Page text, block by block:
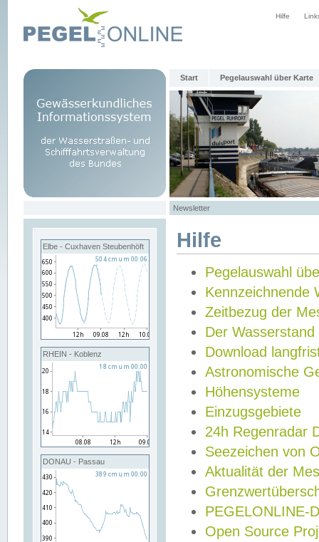
Hilfe
Start Pegelauswahl über Karte
Newsletter
Elbe - Cuxhaven Steubenhöft
RHEIN - Koblenz
DONAU - Passau
Hilfe
Pegelauswahl
Kennzeichnende
Zeitbezug der
Der Wasserstand
Download
Astronomische
Höhensysteme
Einzugsgebiete
24h Regenradar
Seezeichen von
Aktualität der
PEGELONLINE-
Open Source